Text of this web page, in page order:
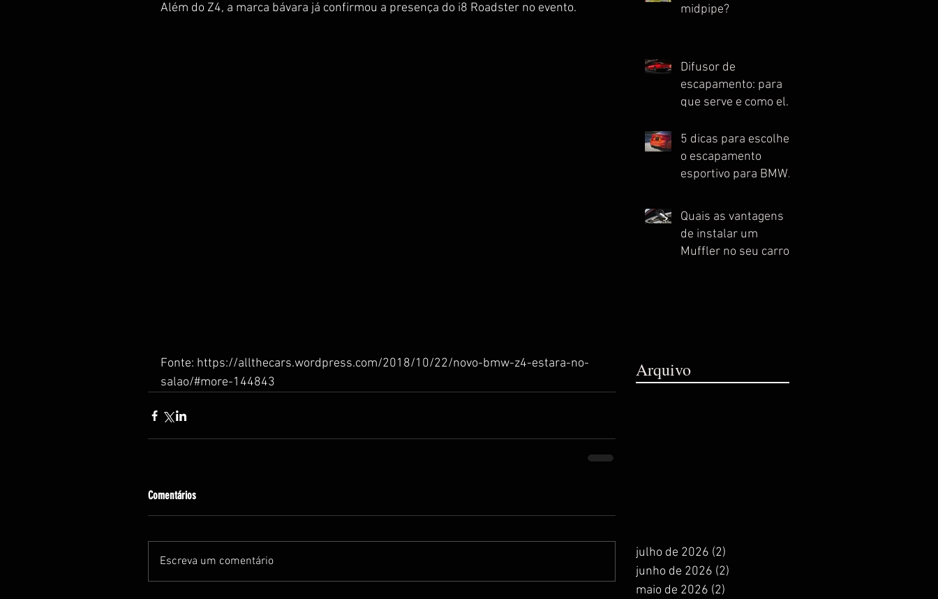
Além do Z4, a marca bávara já confirmou a presença do i8 Roadster no evento.
Fonte: https://allthecars.wordpress.com/2018/10/22/novo-bmw-z4-estara-no-
salao/#more-144843
Comentários
Escreva um comentário
midpipe?
Difusor de
escapamento: para
que serve e como ele
desempenho do seu
automóvel esportivo
5 dicas para escolher
o escapamento
esportivo para BMW
Quais as vantagens
de instalar um
Muffler no seu carro
Arquivo
julho de 2026 (2)
junho de 2026 (2)
maio de 2026 (2)